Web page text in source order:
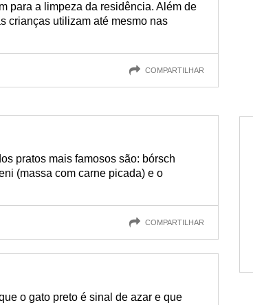
para a limpeza da residência. Além de
crianças utilizam até mesmo nas
COMPARTILHAR
pratos mais famosos são: bórsch
(massa com carne picada) e o
COMPARTILHAR
o gato preto é sinal de azar e que